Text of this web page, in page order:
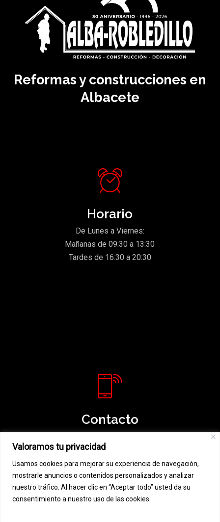
Valoramos tu privacidad
Usamos cookies para mejorar su experiencia de navegación,
mostrarle anuncios o contenidos personalizados y analizar
nuestro tráfico. Al hacer clic en “Aceptar todo” usted da su
consentimiento a nuestro uso de las cookies.
Reformas y construcciones en
Albacete
Horario
De Lunes a Viernes:
Mañanas de 09:30 a 13:30
Tardes de 16:30 a 20:30
Contacto
albarobledillo@hotmail.com